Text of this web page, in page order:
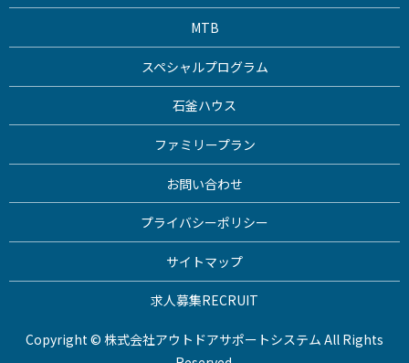
MTB
スペシャルプログラム
石釜ハウス
ファミリープラン
お問い合わせ
プライバシーポリシー
サイトマップ
求人募集RECRUIT
Copyright © 株式会社アウトドアサポートシステム All Rights